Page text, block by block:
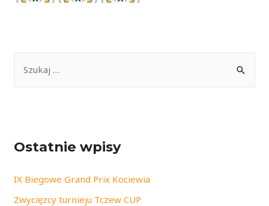
jOstatnie wpisy
IX Biegowe Grand Prix Kociewia
Zwycięzcy turnieju Tczew CUP